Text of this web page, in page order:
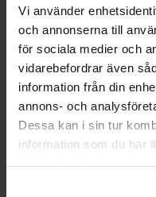
Vi använder
och annonserna till
för sociala medier och
vidarebefordrar även
information från din
annons- och
Dessa kan i sin tur
information som du har